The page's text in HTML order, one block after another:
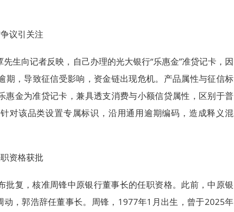
议引关注
生向记者反映，自己办理的光大银行“乐惠金”准贷记卡，因
期，导致征信受影响，资金链出现危机。产品属性与征信标
金为准贷记卡，兼具透支消费与小额信贷属性，区别于普
对该品类设置专属标识，沿用通用逾期编码，造成释义混
资格获批
批复，核准周锋中原银行董事长的任职资格。此前，中原银
，郭浩辞任董事长。周锋，1977年1月出生，曾于2025年